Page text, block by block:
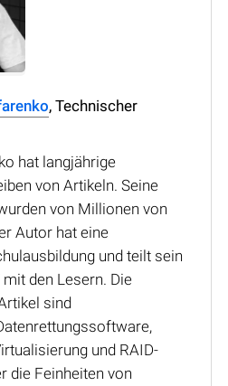
, Technischer
hat langjährige
von Artikeln. Seine
von Millionen von
Autor hat eine
und teilt sein
den Lesern. Die
sind
und RAID-
die Feinheiten von